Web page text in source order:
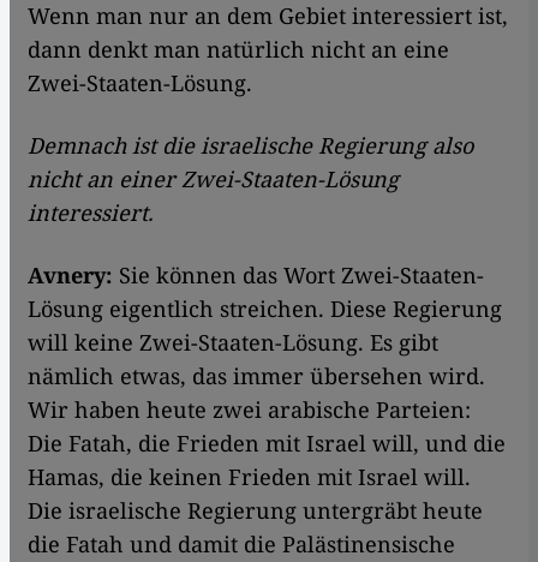
Wenn man nur an dem Gebiet interessiert ist,
dann denkt man natürlich nicht an eine
Zwei-Staaten-Lösung.
Demnach ist die israelische Regierung also
nicht an einer Zwei-Staaten-Lösung
interessiert.
Avnery: Sie können das Wort Zwei-Staaten-
Lösung eigentlich streichen. Diese Regierung
will keine Zwei-Staaten-Lösung. Es gibt
nämlich etwas, das immer übersehen wird.
Wir haben heute zwei arabische Parteien:
Die Fatah, die Frieden mit Israel will, und die
Hamas, die keinen Frieden mit Israel will.
Die israelische Regierung untergräbt heute
die Fatah und damit die Palästinensische